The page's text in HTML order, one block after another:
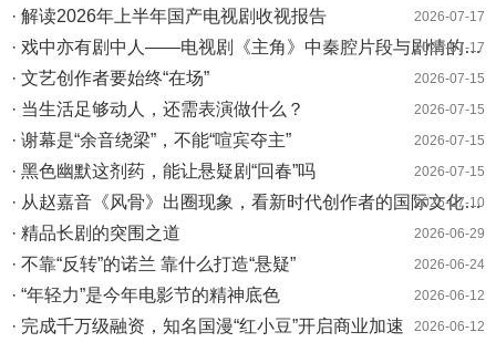
· 解读2026年上半年国产电视剧收视报告 2026-07-17
· 戏中亦有剧中人——电视剧《主角》中秦腔片段与剧情的互文探析
2026-07-17
· 文艺创作者要始终“在场” 2026-07-15
· 当生活足够动人，还需表演做什么？ 2026-07-15
· 谢幕是“余音绕梁”，不能“喧宾夺主” 2026-07-15
· 黑色幽默这剂药，能让悬疑剧“回春”吗 2026-07-15
· 从赵嘉音《风骨》出圈现象，看新时代创作者的国际文化传播价值
2026-07-10
· 精品长剧的突围之道 2026-06-29
· 不靠“反转”的诺兰 靠什么打造“悬疑” 2026-06-24
· “年轻力”是今年电影节的精神底色 2026-06-12
· 完成千万级融资，知名国漫“红小豆”开启商业加速 2026-06-12